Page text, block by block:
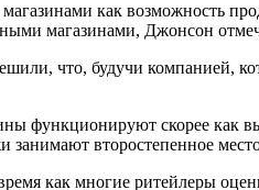
как возможность
магазинами, Джонсон
что, будучи компанией,
функционируют скорее как
второстепенное
как многие ритейлеры